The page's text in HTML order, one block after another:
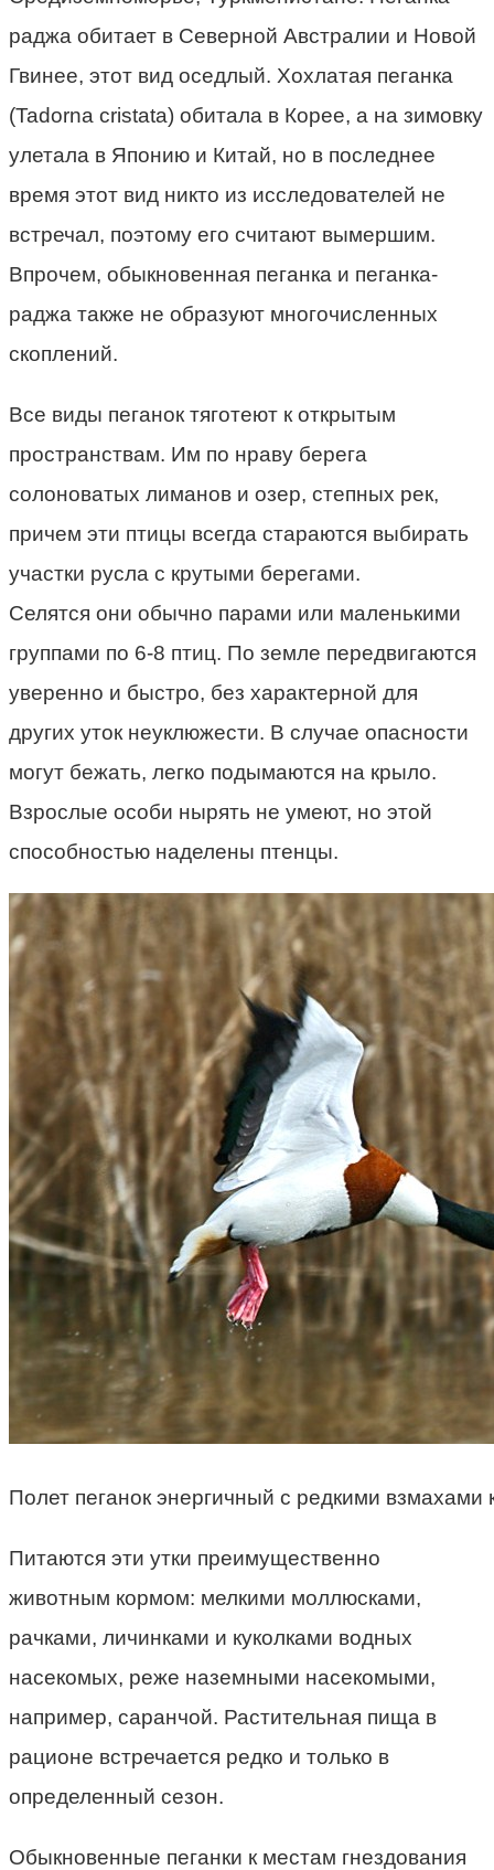
раджа обитает в Северной Австралии и Новой
Гвинее, этот вид оседлый. Хохлатая пеганка
(Tadorna cristata) обитала в Корее, а на зимовку
улетала в Японию и Китай, но в последнее
время этот вид никто из исследователей не
встречал, поэтому его считают вымершим.
Впрочем, обыкновенная пеганка и пеганка-
раджа также не образуют многочисленных
скоплений.
Все виды пеганок тяготеют к открытым
пространствам. Им по нраву берега
солоноватых лиманов и озер, степных рек,
причем эти птицы всегда стараются выбирать
участки русла с крутыми берегами.
Селятся они обычно парами или маленькими
группами по 6-8 птиц. По земле передвигаются
уверенно и быстро, без характерной для
других уток неуклюжести. В случае опасности
могут бежать, легко подымаются на крыло.
Взрослые особи нырять не умеют, но этой
способностью наделены птенцы.
Полет пеганок энергичный с редкими взмахами
Питаются эти утки преимущественно
животным кормом: мелкими моллюсками,
рачками, личинками и куколками водных
насекомых, реже наземными насекомыми,
например, саранчой. Растительная пища в
рационе встречается редко и только в
определенный сезон.
Обыкновенные пеганки к местам гнездования